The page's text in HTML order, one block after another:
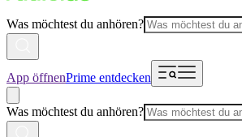
Was möchtest du anhören?
App öffnenPrime entdecken
Was möchtest du anhören?